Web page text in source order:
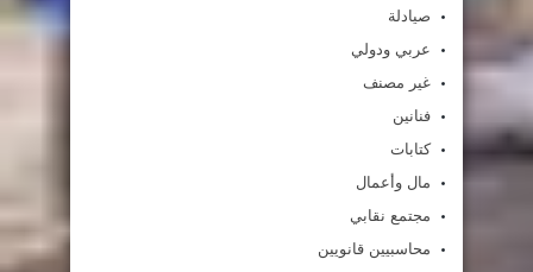
صيادلة
عربي ودولي
غير مصنف
فنانين
كتابات
مال وأعمال
مجتمع نقابي
محاسبيين قانويين